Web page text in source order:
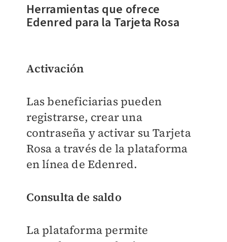
Herramientas que ofrece
Edenred para la Tarjeta Rosa
Activación
Las beneficiarias pueden
registrarse, crear una
contraseña y activar su Tarjeta
Rosa a través de la plataforma
en línea de Edenred.
Consulta de saldo
La plataforma permite